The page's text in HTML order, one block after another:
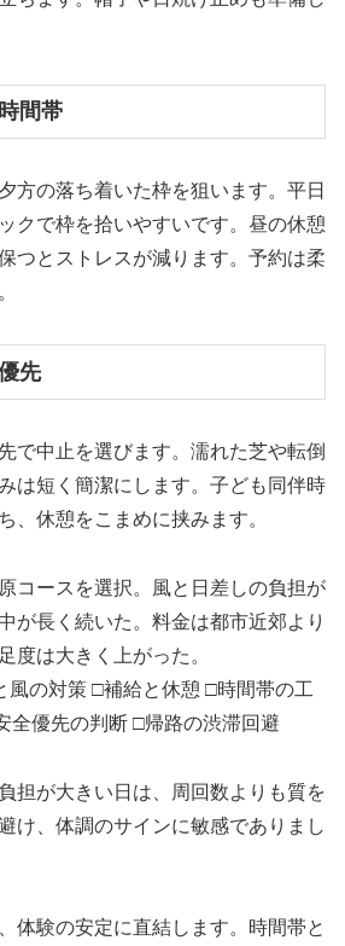
間帯
方の落ち着いた枠を狙います。平日
クで枠を拾いやすいです。昼の休憩
つとストレスが減ります。予約は柔
先
で中止を選びます。濡れた芝や転倒
は短く簡潔にします。子ども同伴時
、休憩をこまめに挟みます。
コースを選択。風と日差しの負担が
が長く続いた。料金は都市近郊より
度は大きく上がった。
風の対策 □補給と休憩 □時間帯の工
全優先の判断 □帰路の渋滞回避
担が大きい日は、周回数よりも質を
け、体調のサインに敏感でありまし
体験の安定に直結します。時間帯と